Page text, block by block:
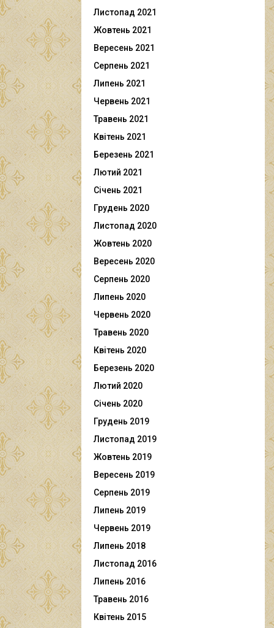
Листопад 2021
Жовтень 2021
Вересень 2021
Серпень 2021
Липень 2021
Червень 2021
Травень 2021
Квітень 2021
Березень 2021
Лютий 2021
Січень 2021
Грудень 2020
Листопад 2020
Жовтень 2020
Вересень 2020
Серпень 2020
Липень 2020
Червень 2020
Травень 2020
Квітень 2020
Березень 2020
Лютий 2020
Січень 2020
Грудень 2019
Листопад 2019
Жовтень 2019
Вересень 2019
Серпень 2019
Липень 2019
Червень 2019
Липень 2018
Листопад 2016
Липень 2016
Травень 2016
Квітень 2015